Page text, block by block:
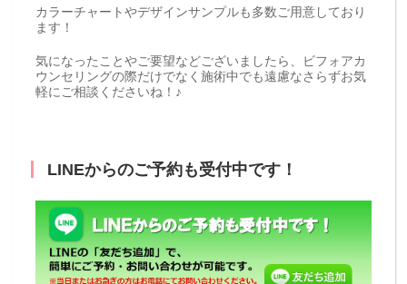
カラーチャートやデザインサンプルも多数ご用意しており
ます！
気になったことやご要望などございましたら、ビフォアカ
ウンセリングの際だけでなく施術中でも遠慮なさらずお気
軽にご相談くださいね！♪
LINEからのご予約も受付中です！